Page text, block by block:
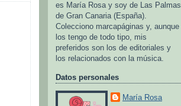
es María Rosa y soy de Las Palmas
de Gran Canaria (España).
Colecciono marcapáginas y, aunque
los tengo de todo tipo, mis
preferidos son los de editoriales y
los relacionados con la música.
Datos personales
María Rosa